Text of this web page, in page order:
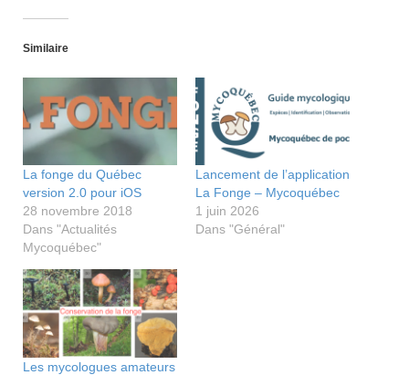
Similaire
La fonge du Québec
version 2.0 pour iOS
28 novembre 2018
Dans "Actualités
Mycoquébec"
Lancement de l’application
La Fonge – Mycoquébec
1 juin 2026
Dans "Général"
Les mycologues amateurs